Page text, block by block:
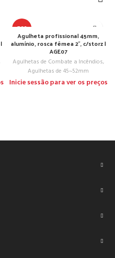
TOP
Agulheta profissional 45mm,
alumínio, rosca fêmea 2″, c/storz |
AGE07
Agulhetas de Combate a Incêndios,
Agulhetas de 45~52mm
Inicie sessão para ver os preços